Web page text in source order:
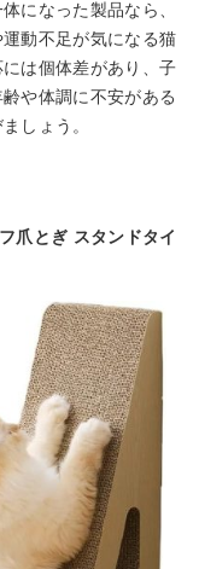
になった製品なら、
動不足が気になる猫
は個体差があり、子
や体調に不安がある
しょう。
爪とぎ スタンドタイ